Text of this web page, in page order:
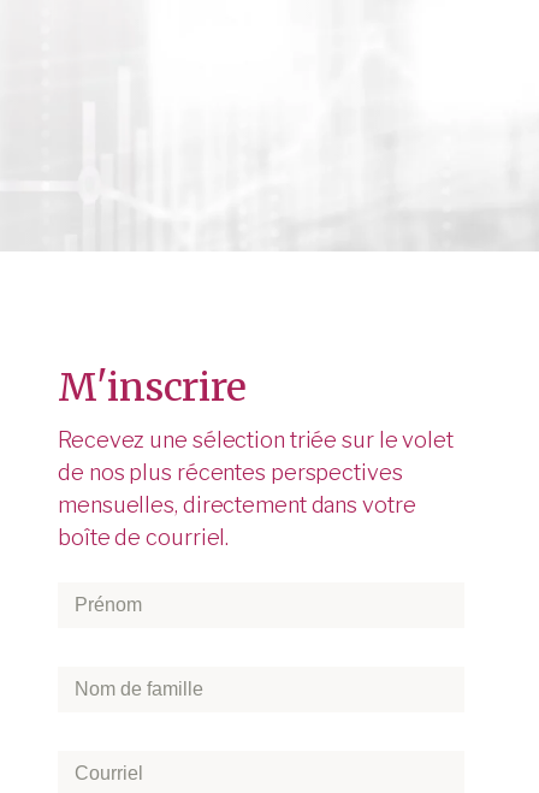
M'inscrire
Recevez une sélection triée sur le volet
de nos plus récentes perspectives
mensuelles, directement dans votre
boîte de courriel.
Prénom*
Nom
Courriel*